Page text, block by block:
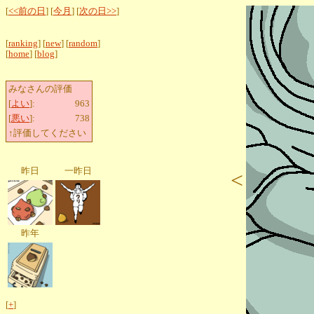
[<<前の日 ] [今月 ] [次の日>>]
[ranking] [new] [random]
[home] [blog]
みなさんの評価
[よい]:
963
[悪い]:
738
↑評価してください
昨日 一昨日
昨年
[+]
<